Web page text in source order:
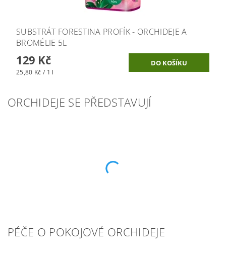
SUBSTRÁT FORESTINA PROFÍK - ORCHIDEJE A
BROMÉLIE 5L
129 Kč
25,80 Kč / 1 l
ORCHIDEJE SE PŘEDSTAVUJÍ
PÉČE O POKOJOVÉ ORCHIDEJE